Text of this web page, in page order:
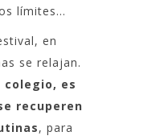
límites…
en
se relajan.
es
recuperen
, para